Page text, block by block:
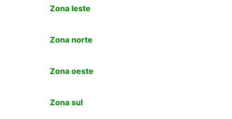
Zona leste
Zona norte
Zona oeste
Zona sul